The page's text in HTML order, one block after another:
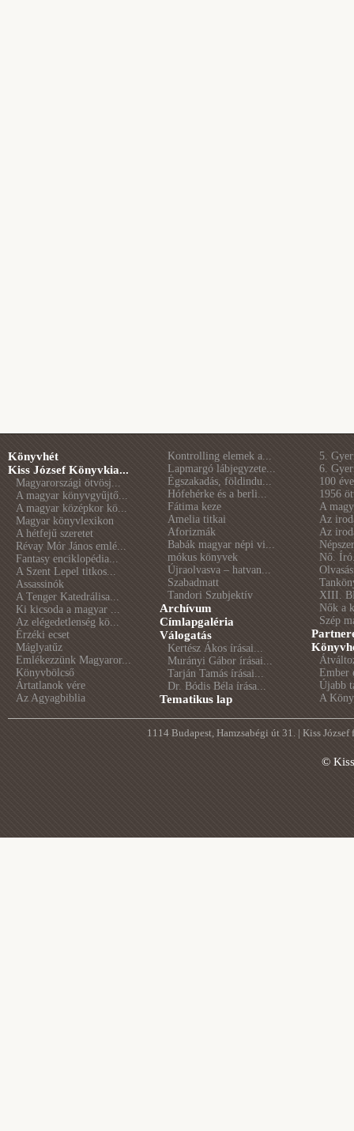
Könyvhét
Kiss József Könyvkia...
Magyarországi ötvösj...
A magyar könyvgyűjtő...
A magyar középkor kö...
Magyar könyvlexikon
A hétfejű szeretet
Révay Mór János emlé...
Fantasy enciklopédia...
A Szent Lepel titkos...
Assassinók
A Tenger Katedrálisa...
Ki kicsoda a magyar ...
Az elégedetlenség kö...
Érzéki ecset
Máglyatűz
Emlékezzünk Magyaror...
Könyvbölcső
Ártatlanok vére
Az Agyagbiblia
Kontrolling elemek a...
Lapmargó lábjegyzete...
Égszakadás, földindu...
Hófehérke és a berli...
Fátima keze
Amelia titkai
Aforizmák
Babák magyar népi vi...
mókus könyvek
Újraolvasva – hatvan...
Szabadmatt
Tandori Szubjektív
Archívum
Címlapgaléria
Válogatás
Kertész Ákos írásai...
Murányi Gábor írásai...
Tarján Tamás írásai...
Dr. Bódis Béla írása...
Tematikus lap
5.
6.
100
1956
A
Az
Az
Nő.
XIII.
Nők a
Szép
Ember
Újabb
A
1114 Budapest, Hamzsabégi út 31. | Kiss
©